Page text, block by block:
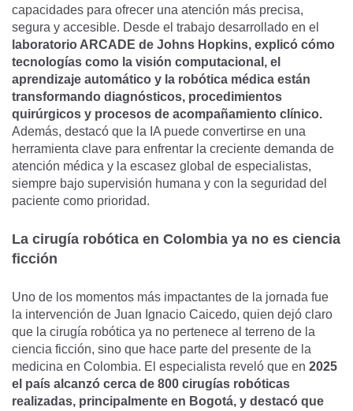
capacidades para ofrecer una atención más precisa,
segura y accesible. Desde el trabajo desarrollado en el
laboratorio ARCADE de Johns Hopkins, explicó cómo
tecnologías como la visión computacional, el
aprendizaje automático y la robótica médica están
transformando diagnósticos, procedimientos
quirúrgicos y procesos de acompañamiento clínico.
Además, destacó que la IA puede convertirse en una
herramienta clave para enfrentar la creciente demanda de
atención médica y la escasez global de especialistas,
siempre bajo supervisión humana y con la seguridad del
paciente como prioridad.
La cirugía robótica en Colombia ya no es ciencia
ficción
Uno de los momentos más impactantes de la jornada fue
la intervención de Juan Ignacio Caicedo, quien dejó claro
que la cirugía robótica ya no pertenece al terreno de la
ciencia ficción, sino que hace parte del presente de la
medicina en Colombia. El especialista reveló que en 2025
el país alcanzó cerca de 800 cirugías robóticas
realizadas, principalmente en Bogotá, y destacó que